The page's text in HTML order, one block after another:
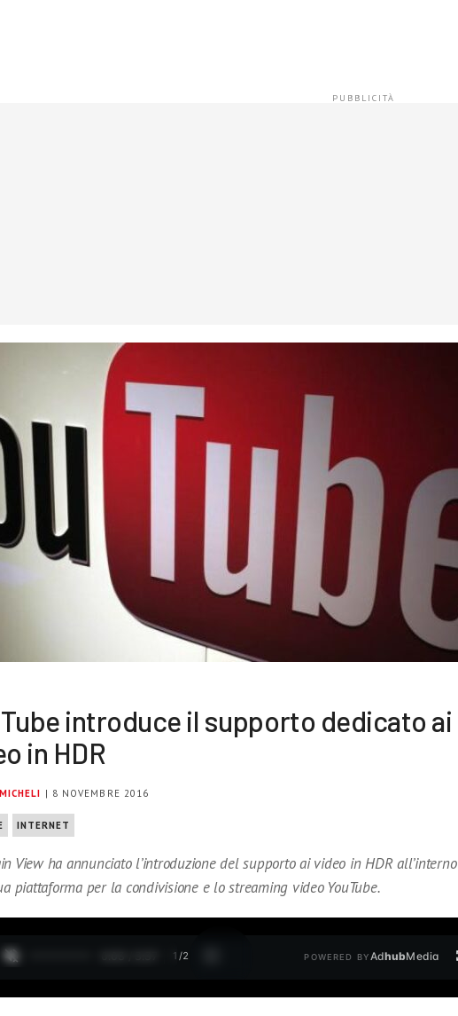
introduce il supporto dedicato ai
in HDR
| 8 NOVEMBRE 2016
INTERNET
View ha annunciato l’introduzione del supporto ai video in HDR all’interno
piattaforma per la condivisione e lo streaming video YouTube.
1 /2 POWERED BYAdhubMedia